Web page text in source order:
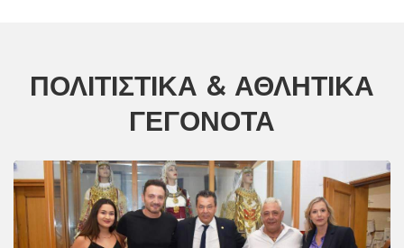
ΠΟΛΙΤΙΣΤΙΚΆ & ΑΘΛΗΤΙΚΆ
ΓΕΓΟΝΌΤΑ